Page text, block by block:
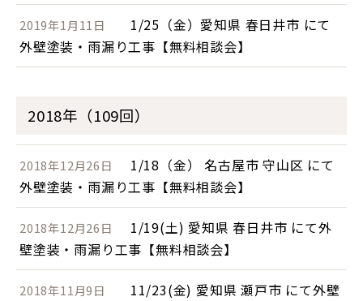
2019年1月11日
1/25（金）愛知県 春日井市 にて
外壁塗装・雨漏り工事【無料相談会】
2018年（109回）
2018年12月26日
1/18（金） 名古屋市 守山区 にて
外壁塗装・雨漏り工事【無料相談会】
2018年12月26日
1/19(土) 愛知県 春日井市 にて外
壁塗装・雨漏り工事【無料相談会】
2018年11月9日
11/23(金) 愛知県 瀬戸市 にて外壁